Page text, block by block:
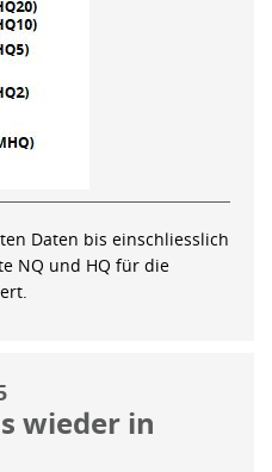
Daten bis einschliesslich
NQ und HQ für die
wieder in